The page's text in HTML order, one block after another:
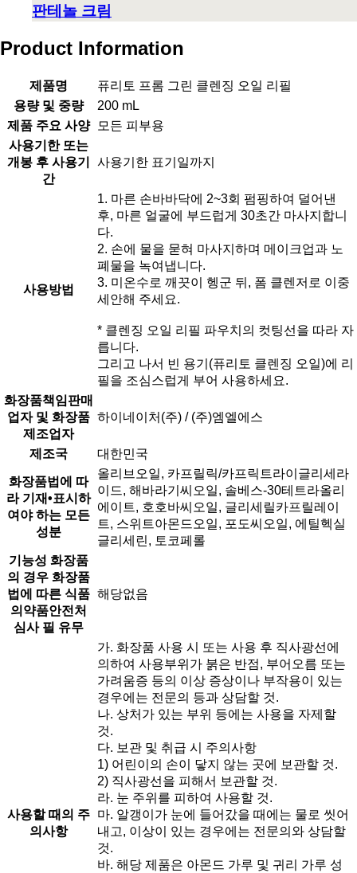
판테놀 크림
Product Information
제품명
퓨리토 프롬 그린 클렌징 오일 리필
용량 및 중량
200 mL
제품 주요 사양
모든 피부용
사용기한 또는
개봉 후 사용기
간
사용기한 표기일까지
사용방법
1. 마른 손바바닥에 2~3회 펌핑하여 덜어낸
후, 마른 얼굴에 부드럽게 30초간 마사지합니
다.
2. 손에 물을 묻혀 마사지하며 메이크업과 노
폐물을 녹여냅니다.
3. 미온수로 깨끗이 헹군 뒤, 폼 클렌저로 이중
세안해 주세요.
* 클렌징 오일 리필 파우치의 컷팅선을 따라 자
릅니다.
그리고 나서 빈 용기(퓨리토 클렌징 오일)에 리
필을 조심스럽게 부어 사용하세요.
화장품책임판매
업자 및 화장품
제조업자
하이네이처(주) / (주)엠엘에스
제조국 대한민국
화장품법에 따
라 기재•표시하
여야 하는 모든
성분
올리브오일, 카프릴릭/카프릭트라이글리세라
이드, 해바라기씨오일, 솔베스-30테트라올리
에이트, 호호바씨오일, 글리세릴카프릴레이
트, 스위트아몬드오일, 포도씨오일, 에틸헥실
글리세린, 토코페롤
기능성 화장품
의 경우 화장품
법에 따른 식품
의약품안전처
심사 필 유무
해당없음
사용할 때의 주
의사항
가. 화장품 사용 시 또는 사용 후 직사광선에
의하여 사용부위가 붉은 반점, 부어오름 또는
가려움증 등의 이상 증상이나 부작용이 있는
경우에는 전문의 등과 상담할 것.
나. 상처가 있는 부위 등에는 사용을 자제할
것.
다. 보관 및 취급 시 주의사항
1) 어린이의 손이 닿지 않는 곳에 보관할 것.
2) 직사광선을 피해서 보관할 것.
라. 눈 주위를 피하여 사용할 것.
마. 알갱이가 눈에 들어갔을 때에는 물로 씻어
내고, 이상이 있는 경우에는 전문의와 상담할
것.
바. 해당 제품은 아몬드 가루 및 귀리 가루 성